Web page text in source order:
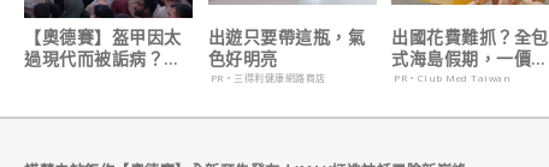
【奧德賽】盔甲因太
過現代而被詬病？導
出遊只要帶這瓶，氣
色好明亮
PR・三得利健康網路商店
出國花費難抓？全包
式海島假期，一價搞
定食宿玩樂，省錢更
PR・Club Med Taiwan